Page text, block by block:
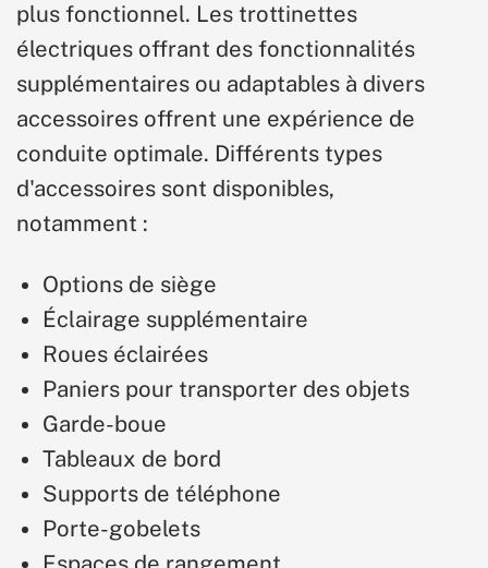
plus fonctionnel. Les trottinettes
électriques offrant des fonctionnalités
supplémentaires ou adaptables à divers
accessoires offrent une expérience de
conduite optimale. Différents types
d'accessoires sont disponibles,
notamment :
Options de siège
Éclairage supplémentaire
Roues éclairées
Paniers pour transporter des objets
Garde-boue
Tableaux de bord
Supports de téléphone
Porte-gobelets